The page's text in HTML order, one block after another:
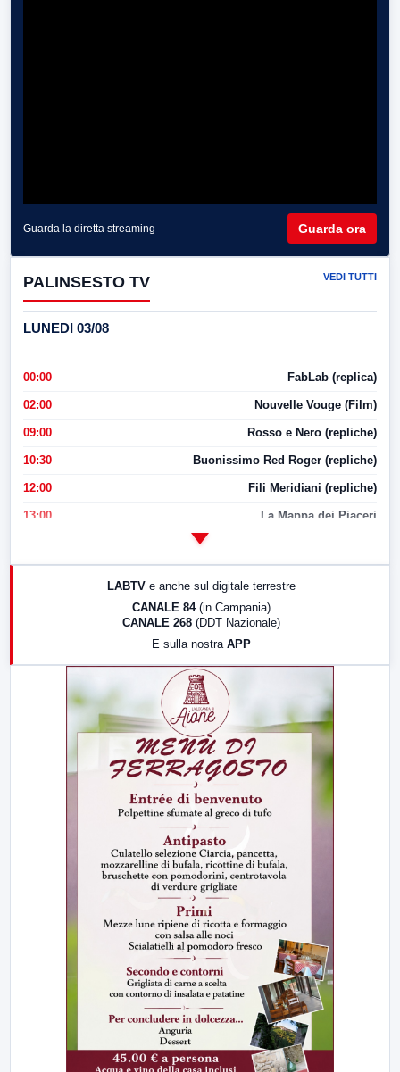
Guarda la diretta streaming Guarda ora
PALINSESTO TV VEDI TUTTI
LUNEDI 03/08
00:00 FabLab (replica)
02:00 Nouvelle Vouge (Film)
09:00 Rosso e Nero (repliche)
10:30 Buonissimo Red Roger (repliche)
12:00 Fili Meridiani (repliche)
13:00 La Mappa dei Piaceri
LABTV e anche sul digitale terrestre
CANALE 84 (in Campania)
CANALE 268 (DDT Nazionale)
E sulla nostra APP